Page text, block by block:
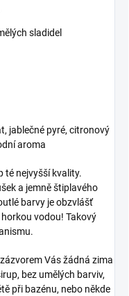
sladidel
jablečné pyré, citronový
aroma
té nejvyšší kvality.
a jemně štiplavého
barvy je obzvlášť
vodou! Takový
Vás žádná zima
bez umělých barviv,
při bazénu, nebo někde